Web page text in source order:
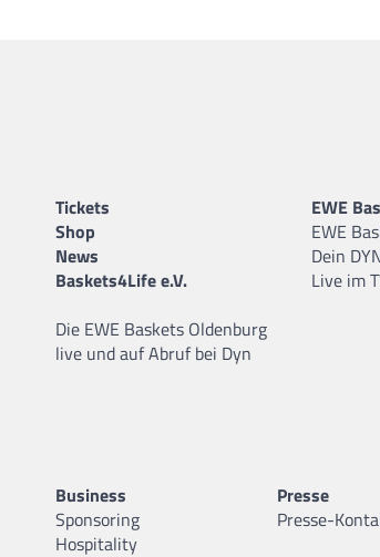
Tickets
Shop
News
Baskets4Life e.V.
Die EWE Baskets Oldenburg
live und auf Abruf bei Dyn
EWE
EWE
Dein
Live im
Business
Sponsoring
Hospitality
Presse
Presse-